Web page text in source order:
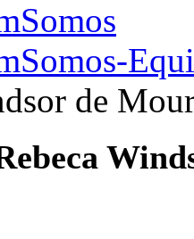
de